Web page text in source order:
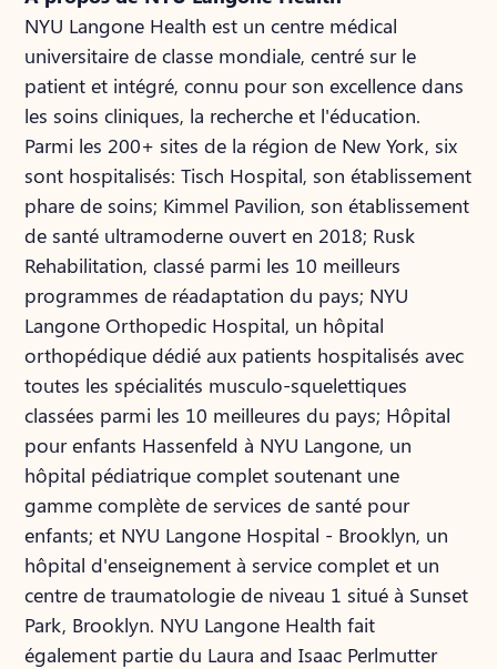
NYU Langone Health est un centre médical
universitaire de classe mondiale, centré sur le
patient et intégré, connu pour son excellence dans
les soins cliniques, la recherche et l'éducation.
Parmi les 200+ sites de la région de New York, six
sont hospitalisés: Tisch Hospital, son établissement
phare de soins; Kimmel Pavilion, son établissement
de santé ultramoderne ouvert en 2018; Rusk
Rehabilitation, classé parmi les 10 meilleurs
programmes de réadaptation du pays; NYU
Langone Orthopedic Hospital, un hôpital
orthopédique dédié aux patients hospitalisés avec
toutes les spécialités musculo-squelettiques
classées parmi les 10 meilleures du pays; Hôpital
pour enfants Hassenfeld à NYU Langone, un
hôpital pédiatrique complet soutenant une
gamme complète de services de santé pour
enfants; et NYU Langone Hospital - Brooklyn, un
hôpital d'enseignement à service complet et un
centre de traumatologie de niveau 1 situé à Sunset
Park, Brooklyn. NYU Langone Health fait
également partie du Laura and Isaac Perlmutter